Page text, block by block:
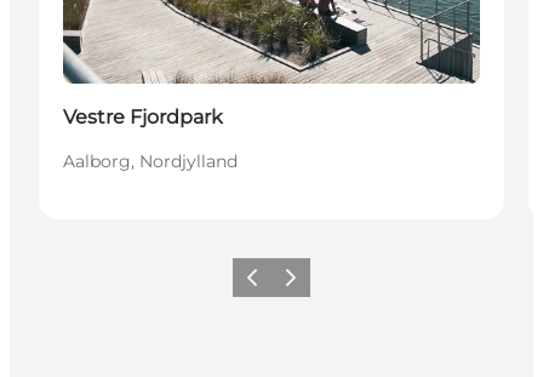
Vestre Fjordpark
Aalborg, Nordjylland
ForrigeNeste